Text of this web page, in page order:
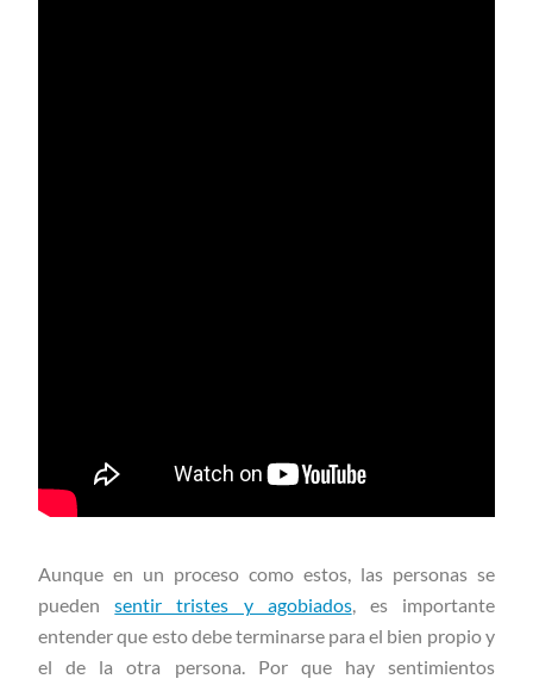
Aunque en un proceso como estos, las personas se
puedensentir tristes y agobiados, es importante
entender que esto debe terminarse para el bien propio y
el de la otra persona. Por que hay sentimientos